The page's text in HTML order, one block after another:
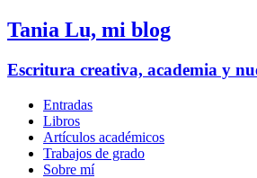
Tania Lu, mi blog
Escritura creativa, academia y
Entradas
Libros
Artículos académicos
Trabajos de grado
Sobre mí